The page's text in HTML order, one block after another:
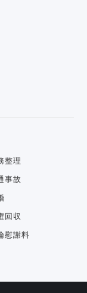
整理
事故
回収
慰謝料